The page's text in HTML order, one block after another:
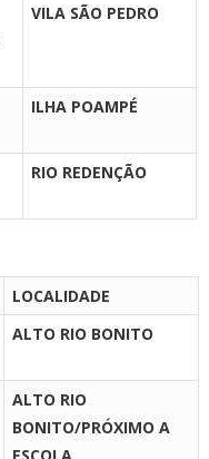
VILA SÃO PEDRO
ILHA POAMPÉ
RIO REDENÇÃO
LOCALIDADE
ALTO RIO BONITO
ALTO RIO
BONITO/PRÓXIMO A
ESCOLA